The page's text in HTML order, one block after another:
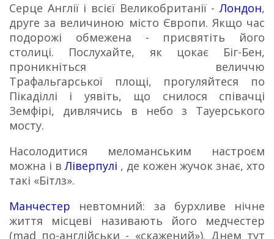
Серце Англії і всієї Великобританії -Лондон,
друге за величиною місто Європи. Якщо час
подорожі обмежена - присвятіть його
столиці. Послухайте, як цокає Біг-Бен,
проникніться величчю
Трафальгарської площі, прогуляйтеся по
Пікаділлі і уявіть, що снилося співачці
Земфірі, дивлячись в небо з Тауерського
мосту.
Насолодитися меломанським настроєм
можна і вЛіверпулі , де кожен жучок знає, хто
такі «Бітлз».
Манчестер невтомний: за бурхливе нічне
життя місцеві називають його медчестер
(mad по-англійськи - «скажений»). Днем тут